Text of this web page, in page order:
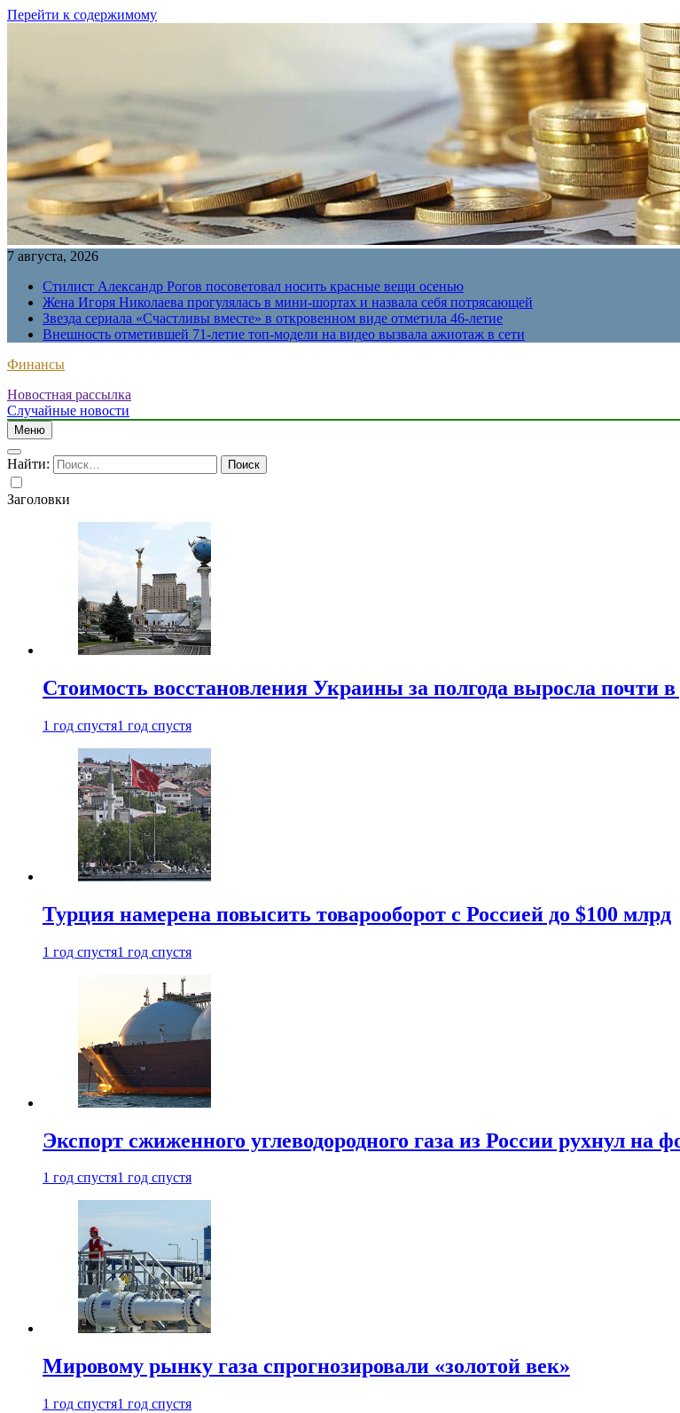
Перейти к содержимому
7 августа, 2026
Стилист Александр Рогов посоветовал носить красные вещи осенью
Жена Игоря Николаева прогулялась в мини-шортах и назвала себя потрясающей
Звезда сериала «Счастливы вместе» в откровенном виде отметила 46-летие
Внешность отметившей 71-летие топ-модели на видео вызвала ажиотаж в сети
Финансы
Новостная рассылка
Случайные новости
Меню
Найти:
Заголовки
Стоимость восстановления Украины за полгода выросла почти в
1 год спустя1 год спустя
Турция намерена повысить товарооборот с Россией до $100 млрд
1 год спустя1 год спустя
Экспорт сжиженного углеводородного газа из России рухнул на
1 год спустя1 год спустя
Мировому рынку газа спрогнозировали «золотой век»
1 год спустя1 год спустя